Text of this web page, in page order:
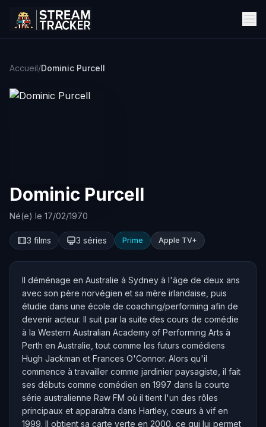
Accueil/Dominic Purcell
Dominic Purcell
Né(e) le 17/02/1970
3 films 3 séries Prime Apple TV+
Il déménage en Australie à Sydney à l'âge de deux ans
avec son père norvégien et sa mère irlandaise, puis
étudie dans une école de coaching/performing afin de
devenir acteur. Il suit par la suite des cours de comédie
à la Western Australian Academy of Performing Arts à
Perth en Australie, tout comme les futurs comédiens
Hugh Jackman et Frances O'Connor. Alors qu'il
commence à travailler comme jardinier paysagiste, il fait
ses débuts comme comédien en 1997 dans la courte
série australienne Raw FM où il tient l'un des rôles
principaux et apparaîtra dans Hartley, cœurs à vif en
1999. Il obtient sa carte verte en 2000, ce qui lui permet